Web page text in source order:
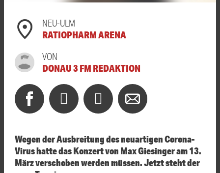
NEU-ULM
RATIOPHARM ARENA
VON
DONAU 3 FM REDAKTION
Wegen der Ausbreitung des neuartigen Corona-
Virus hatte das Konzert von Max Giesinger am 13.
März verschoben werden müssen. Jetzt steht der